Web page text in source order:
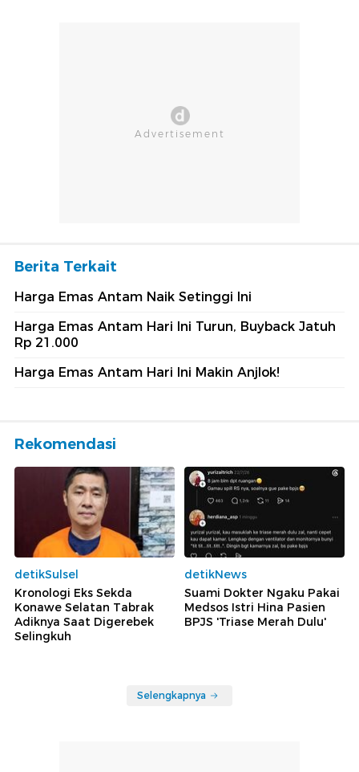
Berita Terkait
Harga Emas Antam Naik Setinggi Ini
Harga Emas Antam Hari Ini Turun, Buyback Jatuh
Rp 21.000
Harga Emas Antam Hari Ini Makin Anjlok!
Rekomendasi
detikSulsel
Kronologi Eks Sekda
Konawe Selatan Tabrak
Adiknya Saat Digerebek
Selingkuh
detikNews
Suami Dokter Ngaku Pakai
Medsos Istri Hina Pasien
BPJS 'Triase Merah Dulu'
Selengkapnya